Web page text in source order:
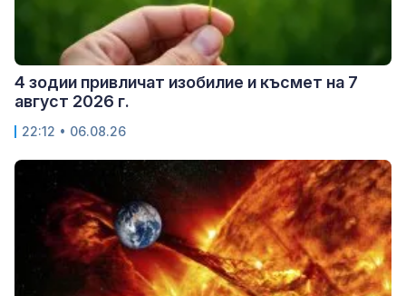
4 зодии привличат изобилие и късмет на 7
август 2026 г.
22:12 • 06.08.26